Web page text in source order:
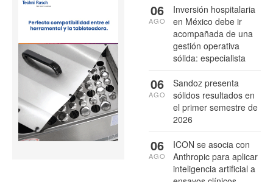
Inversión hospitalaria
en México debe ir
acompañada de una
gestión operativa
sólida: especialista
06
AGO
Sandoz presenta
sólidos resultados en
el primer semestre de
2026
06
AGO
ICON se asocia con
Anthropic para aplicar
inteligencia artificial a
06
AGO